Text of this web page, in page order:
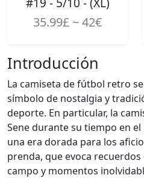
35.99£ ~ 42€
Introducción
La camiseta de fútbol retro
símbolo de nostalgia y
deporte. En particular, la
Sene durante su tiempo en el
una era dorada para los
prenda, que evoca
campo y momentos